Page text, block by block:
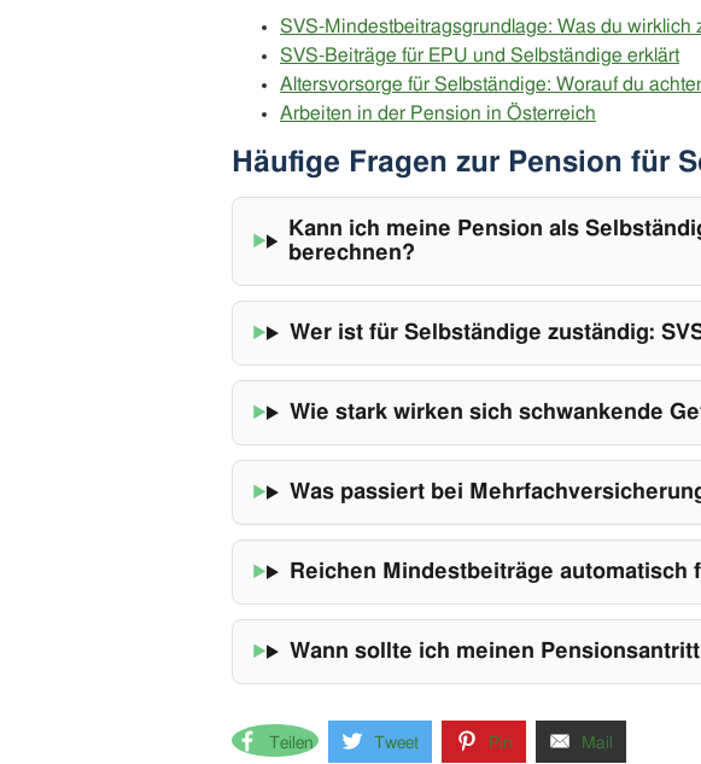
SVS-Mindestbeitragsgrundlage: Was du wirklich
SVS-Beiträge für EPU und Selbständige erklärt
Altersvorsorge für Selbständige: Worauf du
Arbeiten in der Pension in Österreich
Häufige Fragen zur Pension für
Kann ich meine Pension als
berechnen?
Wer ist für Selbständige zuständig:
Wie stark wirken sich schwankende
Was passiert bei
Reichen Mindestbeiträge automatisch
Wann sollte ich meinen
Teilen Tweet Pin Mail